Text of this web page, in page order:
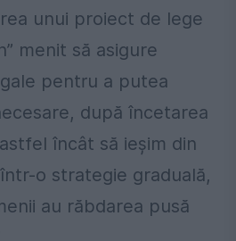
unui proiect de lege
menit să asigure
pentru a putea
după încetarea
încât să ieşim din
o strategie graduală,
au răbdarea pusă